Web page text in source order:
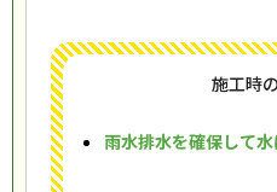
施工時
雨水排水を確保して